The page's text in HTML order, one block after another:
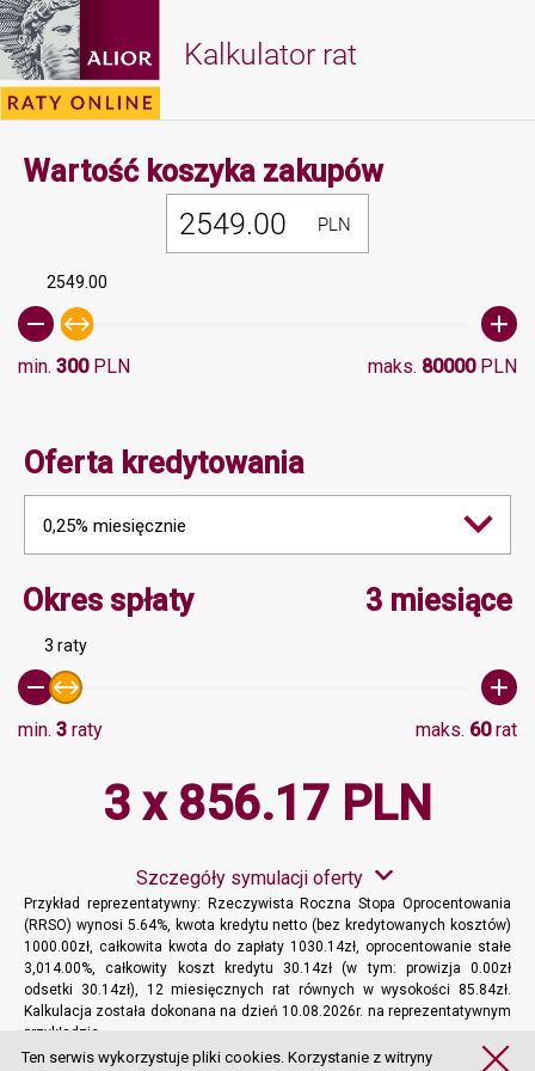
Kalkulator rat
Wartość koszyka zakupówMinimalna
PLN
2549.00
min. 300PLN maks. 80000PLN
Oferta kredytowania
0,25% miesięcznie
Okres spłatyMinimalna wartość 3,
3 miesiące
3 raty
min. 3 raty maks. 60rat
3 x 856.17 PLN
Szczegóły symulacji oferty
Przykład reprezentatywny: Rzeczywista Roczna Stopa Oprocentowania
(RRSO) wynosi 5.64%, kwota kredytu netto (bez kredytowanych kosztów)
1000.00zł, całkowita kwota do zapłaty 1030.14zł, oprocentowanie stałe
3,014.00%, całkowity koszt kredytu 30.14zł (w tym: prowizja 0.00zł
odsetki 30.14zł), 12 miesięcznych rat równych w wysokości 85.84zł.
Kalkulacja została dokonana na dzień 10.08.2026r. na reprezentatywnym
przykładzie.
Więcej informacji
Ten serwis wykorzystuje pliki cookies. Korzystanie z witryny